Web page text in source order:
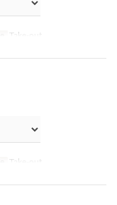
Take-out
Take-out